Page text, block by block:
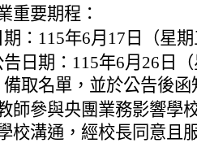
重要期程：
：115年6月17日（星
日期：115年6月26日
備取名單，並於公告後
師參與央團業務影響學
校溝通，經校長同意且